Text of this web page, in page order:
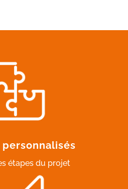
personnalisés
étapes du projet